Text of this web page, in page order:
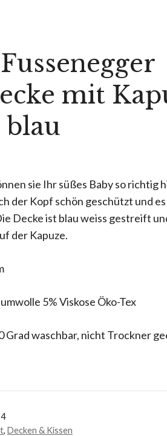
mit
blau
sie Ihr süßes Baby so richtig
der Kopf schön geschützt und
Decke ist blau weiss gestreift
der Kapuze.
5% Viskose Öko-Tex
Grad waschbar, nicht Trockner
, Decken & Kissen